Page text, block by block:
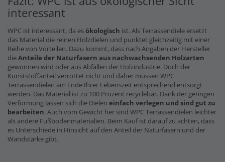
interessant
WPC ist interessant, da esökologisch ist. Als Terrassendiele ersetzt
das Material die reinen Holzdielen und punktet gleichzeitig mit einer
Reihe von Vorteilen. Dazu kommt, dass nach Angaben der Hersteller
dieAnteile der Naturfasern aus nachwachsenden Holzarten
gewonnen wird oder aus Abfällen der Holzindustrie. Doch der
Kunststoffanteil verrottet nicht und daher müssen WPC
Terrassendielen am Ende Ihrer Lebenszeit entsprechend entsorgt
werden. Das Material ist zu 100 Prozent recyclebar. Dank der geringen
Verformung lassen sich die Dielen einfach verlegen und sind gut zu
bearbeiten. Auch vom Gewicht her sind WPC Terrassendielen leichter
als andere Fußbodenmaterialien. Beim Kauf ist darauf zu achten, dass
es Unterschiede in Hinsicht auf den Anteil der Naturfasern und der
Wandstärke gibt.